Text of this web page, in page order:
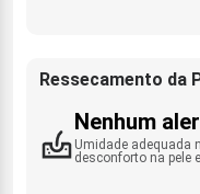
Ressecamento da
Nenhum
Umidade adequada
desconforto na pele